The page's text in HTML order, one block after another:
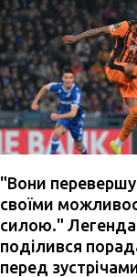
"Вони
своїми
силою."
поділився
перед